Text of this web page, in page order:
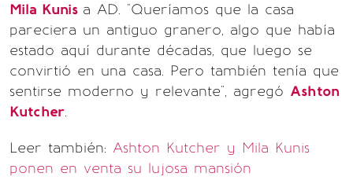
Mila Kunis a AD. "Queríamos que la casa
pareciera un antiguo granero, algo que había
estado aquí durante décadas, que luego se
convirtió en una casa. Pero también tenía que
sentirse moderno y relevante", agregó Ashton
Kutcher.
Leer también: Ashton Kutcher y Mila Kunis
ponen en venta su lujosa mansión